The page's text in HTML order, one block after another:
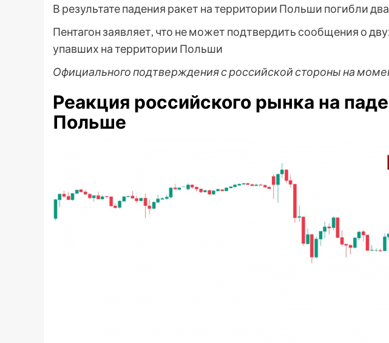
В результате падения ракет на территории Польши погибли
Пентагон заявляет, что не может подтвердить сообщения о
упавших на территории Польши
Официального подтверждения с российской стороны на
Реакция российского рынка на
Польше